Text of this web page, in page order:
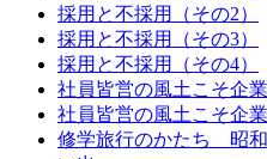
採用と不採用（その2）
採用と不採用（その3）
採用と不採用（その4）
社員皆営の風土こそ企
社員皆営の風土こそ企
修学旅行のかたち 昭和